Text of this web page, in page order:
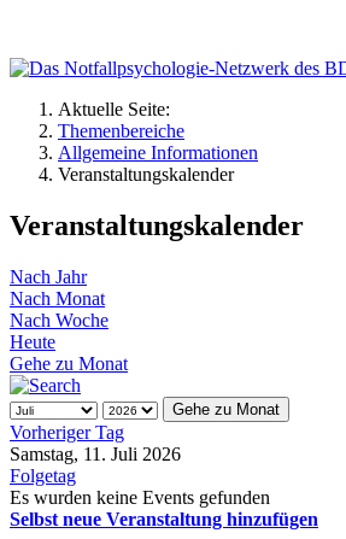
Aktuelle Seite:
Themenbereiche
Allgemeine Informationen
Veranstaltungskalender
Veranstaltungskalender
Nach Jahr
Nach Monat
Nach Woche
Heute
Gehe zu Monat
Gehe zu Monat
Vorheriger Tag
Samstag, 11. Juli 2026
Folgetag
Es wurden keine Events gefunden
Selbst neue Veranstaltung hinzufügen